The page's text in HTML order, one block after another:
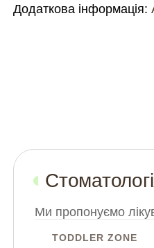
Додаткова інформація:
Ми пропонуємо
TODDLER ZONE